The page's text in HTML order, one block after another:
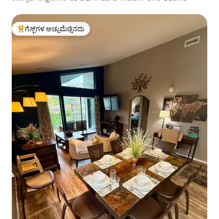
ಗೆಸ್ಟ್‌ಗಳಿಗೆ ಅತಿ ಹೆಚ್ಚು ಅಚ್ಚುಮೆಚ್ಚಿನದು
ಗೆಸ್ಟ್‌ಗಳ ಅಚ್ಚುಮೆಚ್ಚಿನದು